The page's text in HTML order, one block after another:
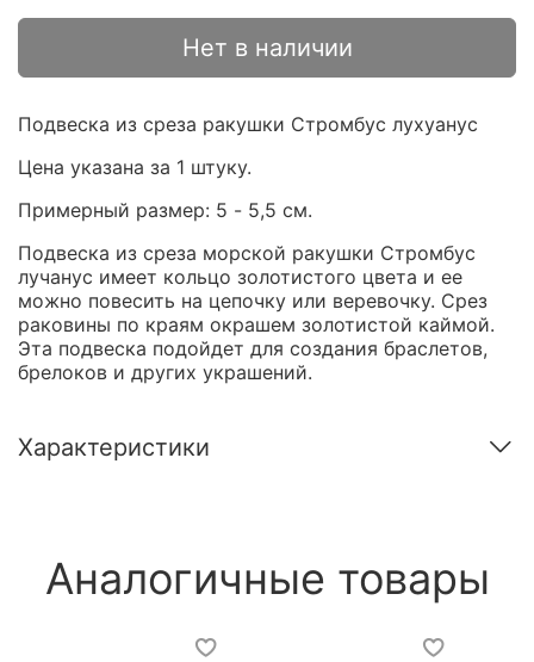
Нет в наличии
Подвеска из среза ракушки Стромбус лухуанус
Цена указана за 1 штуку.
Примерный размер: 5 - 5,5 см.
Подвеска из среза морской ракушки Стромбус
лучанус имеет кольцо золотистого цвета и ее
можно повесить на цепочку или веревочку. Срез
раковины по краям окрашем золотистой каймой.
Эта подвеска подойдет для создания браслетов,
брелоков и других украшений.
Характеристики
Аналогичные товары